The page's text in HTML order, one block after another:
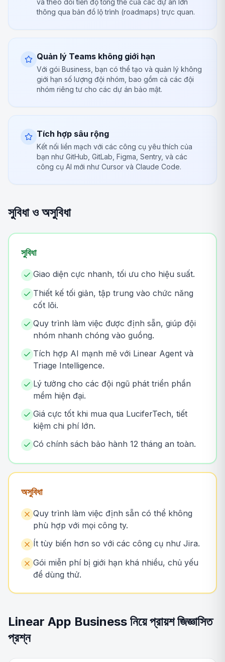
và theo dõi tiến độ tổng thể của các dự án lớn
thông qua bản đồ lộ trình (roadmaps) trực quan.
Quản lý Teams không giới hạn
Với gói Business, bạn có thể tạo và quản lý không
giới hạn số lượng đội nhóm, bao gồm cả các đội
nhóm riêng tư cho các dự án bảo mật.
Tích hợp sâu rộng
Kết nối liền mạch với các công cụ yêu thích của
bạn như GitHub, GitLab, Figma, Sentry, và các
công cụ AI mới như Cursor và Claude Code.
সুবিধা ও অসুবিধা
সুবিধা
Giao diện cực nhanh, tối ưu cho hiệu suất.
Thiết kế tối giản, tập trung vào chức năng
cốt lõi.
Quy trình làm việc được định sẵn, giúp đội
nhóm nhanh chóng vào guồng.
Tích hợp AI mạnh mẽ với Linear Agent và
Triage Intelligence.
Lý tưởng cho các đội ngũ phát triển phần
mềm hiện đại.
Giá cực tốt khi mua qua LuciferTech, tiết
kiệm chi phí lớn.
Có chính sách bảo hành 12 tháng an toàn.
অসুবিধা
Quy trình làm việc định sẵn có thể không
phù hợp với mọi công ty.
Ít tùy biến hơn so với các công cụ như Jira.
Gói miễn phí bị giới hạn khá nhiều, chủ yếu
để dùng thử.
Linear App Business নিয়ে প্রায়শ জিজ্ঞাসিত
প্রশ্ন